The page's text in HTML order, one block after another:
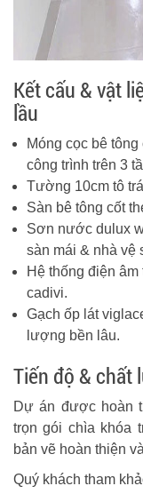
Kết cấu & vật
lầu
Móng cọc bê
công trình trên 3
Tường 10cm tô
Sàn bê tông cốt
Sơn nước dulux
sàn mái & nhà vệ
Hệ thống điện
cadivi.
Gạch ốp lát
lượng bền lâu.
Tiến độ & chất
Dự án được hoàn
trọn gói chìa khóa
bản vẽ hoàn thiện
Quý khách tham